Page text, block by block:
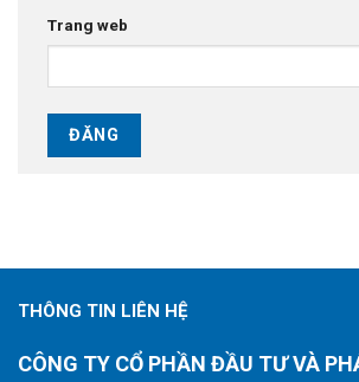
Trang web
THÔNG TIN LIÊN HỆ
CÔNG TY CỔ PHẦN ĐẦU TƯ VÀ